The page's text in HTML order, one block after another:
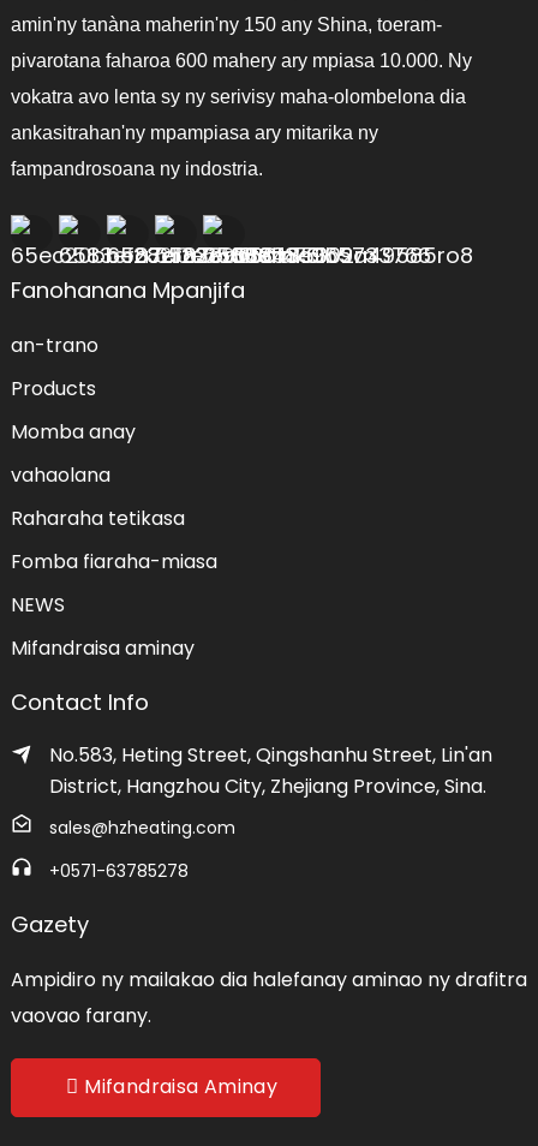
amin'ny tanàna maherin'ny 150 any Shina, toeram-
pivarotana faharoa 600 mahery ary mpiasa 10.000. Ny
vokatra avo lenta sy ny serivisy maha-olombelona dia
ankasitrahan'ny mpampiasa ary mitarika ny
fampandrosoana ny indostria.
Fanohanana Mpanjifa
an-trano
Products
Momba anay
vahaolana
Raharaha tetikasa
Fomba fiaraha-miasa
NEWS
Mifandraisa aminay
Contact Info
No.583, Heting Street, Qingshanhu Street, Lin'an
District, Hangzhou City, Zhejiang Province, Sina.
sales@hzheating.com
+0571-63785278
Gazety
Ampidiro ny mailakao dia halefanay aminao ny drafitra
vaovao farany.
Mifandraisa Aminay